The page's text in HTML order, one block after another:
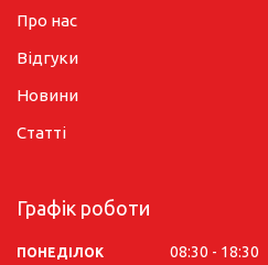
Про нас
Відгуки
Новини
Статті
Графік роботи
ПОНЕДІЛОК 08:30 18:30